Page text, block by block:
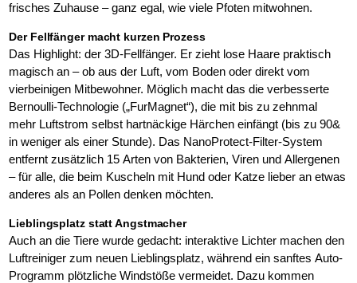
frisches Zuhause – ganz egal, wie viele Pfoten mitwohnen.
Der Fellfänger macht kurzen Prozess
Das Highlight: der 3D-Fellfänger. Er zieht lose Haare praktisch
magisch an – ob aus der Luft, vom Boden oder direkt vom
vierbeinigen Mitbewohner. Möglich macht das die verbesserte
Bernoulli-Technologie („FurMagnet“), die mit bis zu zehnmal
mehr Luftstrom selbst hartnäckige Härchen einfängt (bis zu 90&
in weniger als einer Stunde). Das NanoProtect-Filter-System
entfernt zusätzlich 15 Arten von Bakterien, Viren und Allergenen
– für alle, die beim Kuscheln mit Hund oder Katze lieber an etwas
anderes als an Pollen denken möchten.
Lieblingsplatz statt Angstmacher
Auch an die Tiere wurde gedacht: interaktive Lichter machen den
Luftreiniger zum neuen Lieblingsplatz, während ein sanftes Auto-
Programm plötzliche Windstöße vermeidet. Dazu kommen